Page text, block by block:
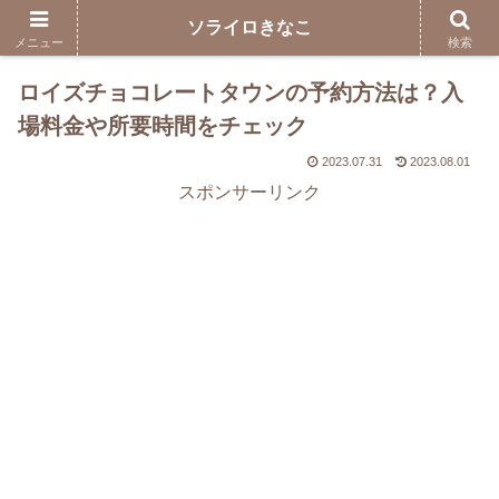
ロイズチョコレートタウンの予約方法は？入
場料金や所要時間をチェック
2023.07.31 2023.08.01
スポンサーリンク
メニュー
ソライロきなこ
検索